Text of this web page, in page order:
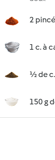
2
1 c. à
½ de
150 g